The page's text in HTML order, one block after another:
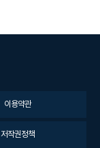
이용약관
저작권정책